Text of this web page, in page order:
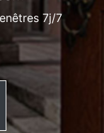
7j/7